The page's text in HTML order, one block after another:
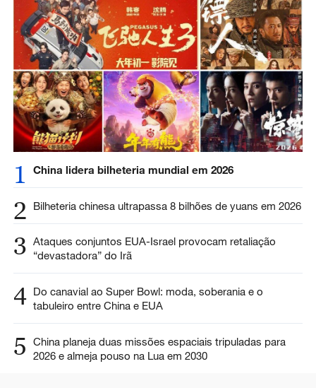
1 China lidera bilheteria mundial em 2026
2 Bilheteria chinesa ultrapassa 8 bilhões de yuans em 2026
3 Ataques conjuntos EUA-Israel provocam retaliação
“devastadora” do Irã
4 Do canavial ao Super Bowl: moda, soberania e o
tabuleiro entre China e EUA
5
China planeja duas missões espaciais tripuladas para
2026 e almeja pouso na Lua em 2030